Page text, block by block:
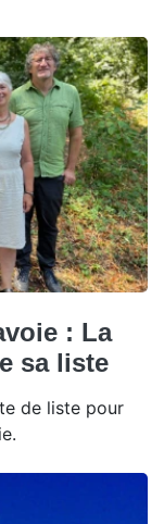
: La
sa liste
de liste pour